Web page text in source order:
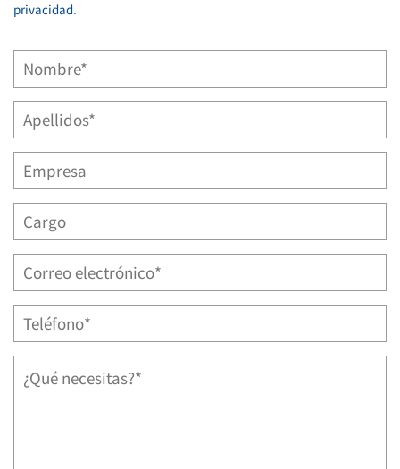
privacidad.